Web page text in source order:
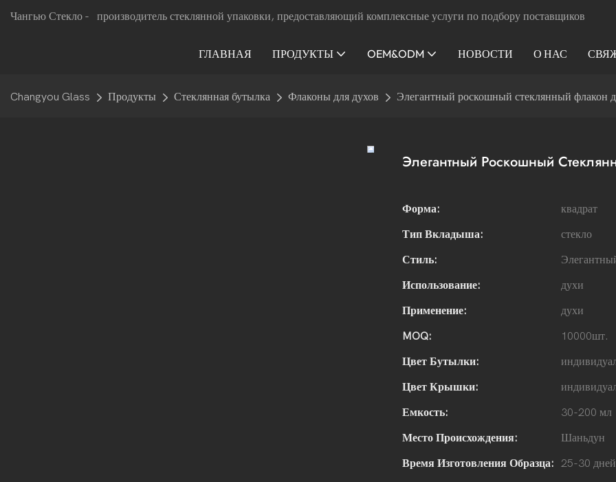
Чангью Стекло - производитель стеклянной упаковки, предоставляющий комплексные услуги по подбору поставщиков
ГЛАВНАЯ ПРОДУКТЫ OEM&ODM НОВОСТИ О НАС
Changyou Glass Продукты Стеклянная бутылка Флаконы для духов Элегантный роскошный стеклянный флакон
Элегантный Роскошный
Форма: квадрат
Тип Вкладыша: стекло
Стиль:
Использование: духи
Применение: духи
MOQ: 10000шт.
Цвет Бутылки:
Цвет Крышки:
Емкость: 30-200 мл
Место Происхождения: Шаньдун
Время Изготовления Образца: 25-30 дней